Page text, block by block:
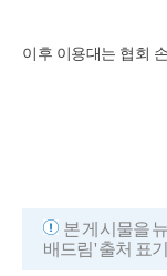
이후 이용대는 협회
본 게시물을
배드림' 출처 표